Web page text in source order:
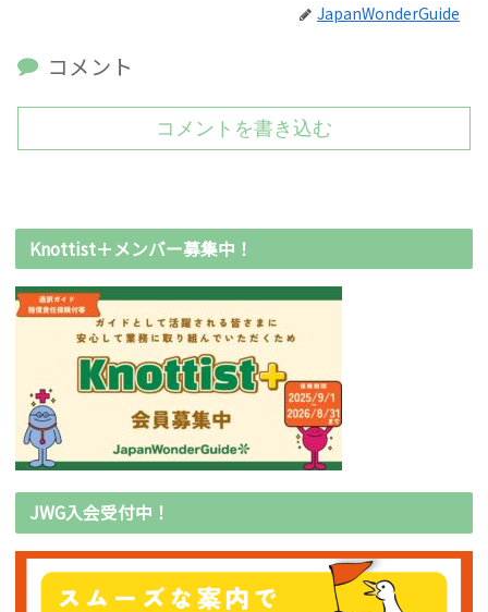
JapanWonderGuide
コメント
コメントを書き込む
Knottist＋メンバー募集中！
JWG入会受付中！